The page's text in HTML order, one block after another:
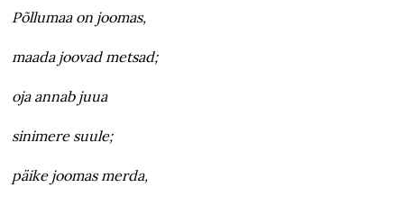
Põllumaa on joomas,
maada joovad metsad;
oja annab juua
sinimere suule;
päike joomas merda,